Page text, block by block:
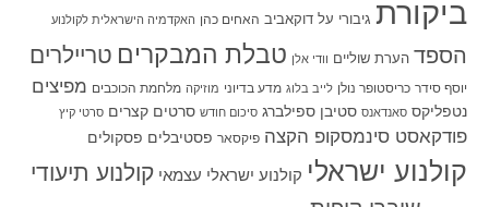
ביקורת גיבורי על דוקאביב האחים כהן האקדמיה הישראלית לקולנוע
הספד הערת שוליים וודי אלן טבלת המבקרים טריילרים
יוסף סידר כריסטופר נולן לייב בלוג מדע בדיוני מוזיקה מלחמת הכוכבים מפיצים
נטפליקס סאנדאנס סטיבן ספילברג סיכום חודש סרטים קצרים סרטי קיץ
פודקאסט סינמסקופ הקצה פיקסאר פסטיבלים פסקולים
קולנוע ישראלי קולנוע ישראלי עצמאי קולנוע תיעודי